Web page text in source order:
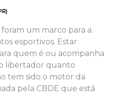
um marco para a
esportivos. Estar
quem é ou acompanha
libertador quanto
tem sido o motor da
pela CBDE que está